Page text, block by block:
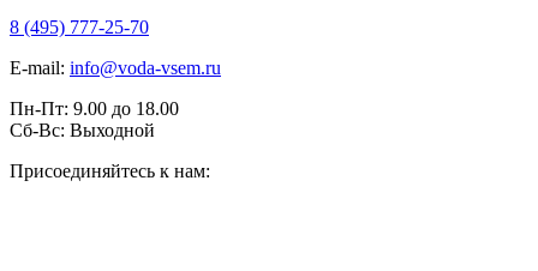
8 (495) 777-25-70
E-mail: info@voda-vsem.ru
Пн-Пт: 9.00 до 18.00
Сб-Вс: Выходной
Присоединяйтесь к нам: